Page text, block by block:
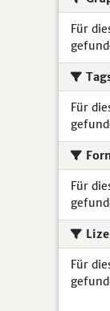
Für
Für
Für
Für